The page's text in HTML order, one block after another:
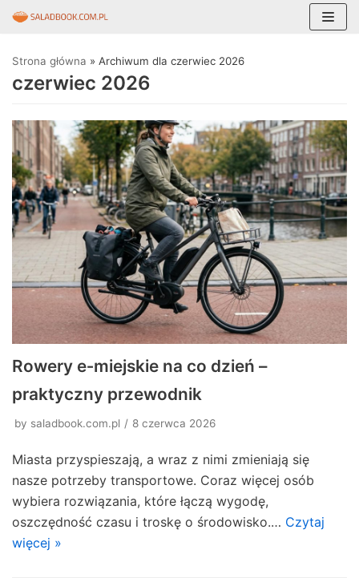
do
treści
Strona główna » Archiwum dla czerwiec 2026
czerwiec 2026
Rowery e‑miejskie na co dzień –
praktyczny przewodnik
by saladbook.com.pl 8 czerwca 2026
Miasta przyspieszają, a wraz z nimi zmieniają się
nasze potrzeby transportowe. Coraz więcej osób
wybiera rozwiązania, które łączą wygodę,
oszczędność czasu i troskę o środowisko.… Czytaj
więcej »